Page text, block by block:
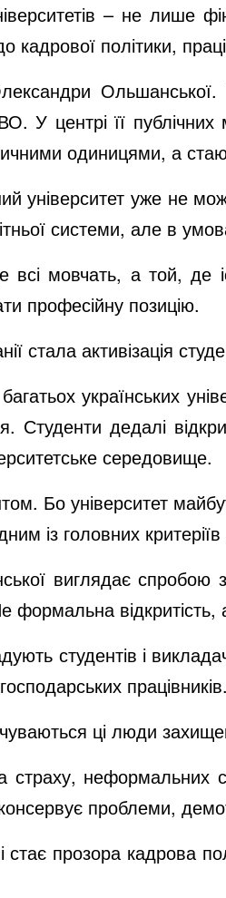
– не лише
кадрової політики,
Ольшанської.
У центрі її
одиницями, а
уже не
системи, але в
всі мовчать, а той,
професійну позицію.
стала активізація
українських
Студенти дедалі
середовище.
університет
із головних
виглядає спробою
відкритість,
студентів і
ці люди
неформальних
проблеми,
прозора кадрова